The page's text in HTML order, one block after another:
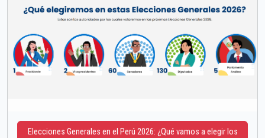
Elecciones Generales en el Perú 2026: ¿Qué vamos a elegir los